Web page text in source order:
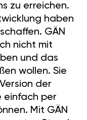
zu erreichen.
haben
GÄN
nicht mit
und das
wollen. Sie
der
einfach per
Mit GÄN